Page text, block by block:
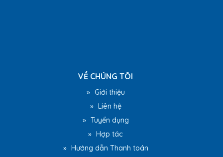
VỀ CHÚNG TÔI
» Giới thiệu
» Liên hệ
» Tuyển dụng
» Hợp tác
» Hướng dẫn Thanh toán